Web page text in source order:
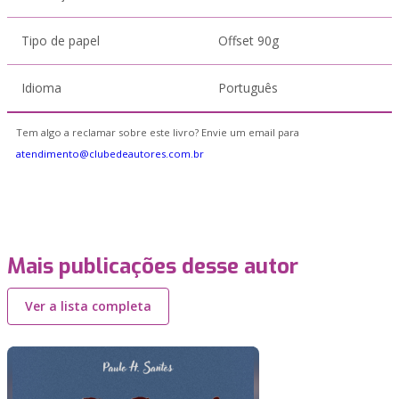
Tipo de papel Offset 90g
Idioma Português
Tem algo a reclamar sobre este livro? Envie um email para
atendimento@clubedeautores.com.br
Mais publicações desse autor
Ver a lista completa